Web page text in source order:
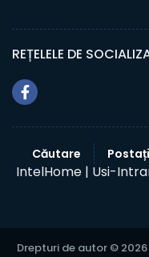
REȚELELE DE
Căutare
IntelHome | Usi-
Drepturi de autor ©